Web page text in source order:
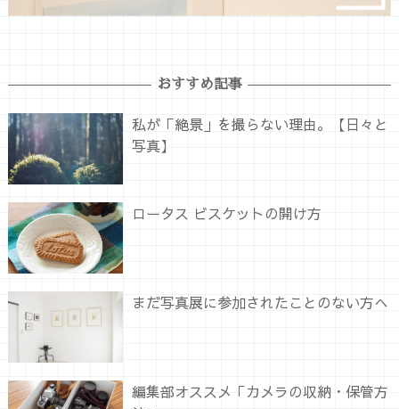
おすすめ記事
私が「絶景」を撮らない理由。【日々と
写真】
ロータス ビスケットの開け方
まだ写真展に参加されたことのない方へ
編集部オススメ「カメラの収納・保管方